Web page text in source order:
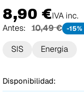
8,90 €IVA inc.
Antes:
10,49 € -15%
SIS Energia
Disponibilidad: